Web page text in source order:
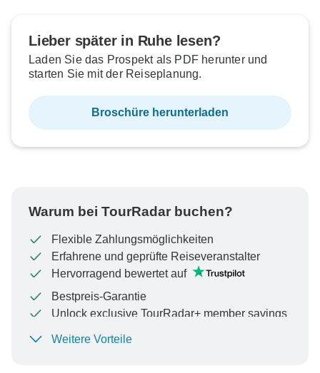
Lieber später in Ruhe lesen?
Laden Sie das Prospekt als PDF herunter und
starten Sie mit der Reiseplanung.
Broschüre herunterladen
Warum bei TourRadar buchen?
Flexible Zahlungsmöglichkeiten
Erfahrene und geprüfte Reiseveranstalter
Hervorragend bewertet auf
Bestpreis-Garantie
Unlock exclusive TourRadar+ member savings
Um Ihre Zahlung zu schützen und sicherzustellen,
Weitere Vorteile